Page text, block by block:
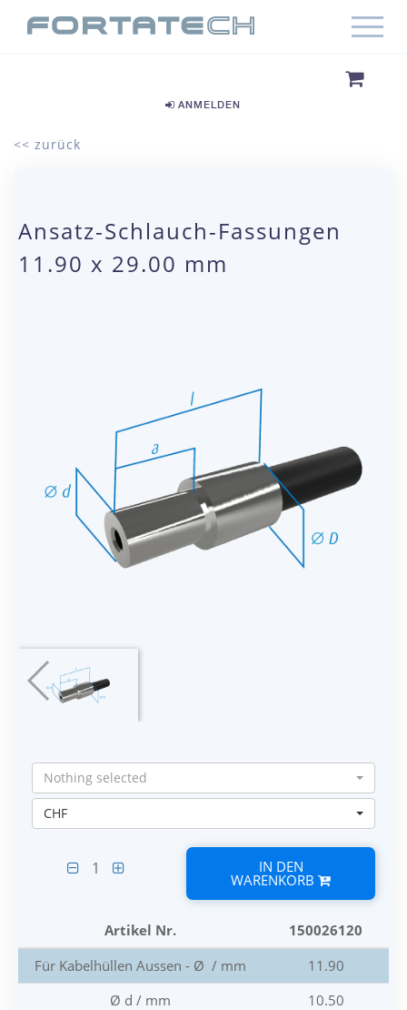
ANMELDEN
<< zurück
Ansatz-Schlauch-Fassungen
11.90 x 29.00 mm
Nothing selected
CHF
1 IN DEN
WARENKORB
Artikel Nr.
150026120
Für Kabelhüllen Aussen - Ø / mm
11.90
Ø d / mm
10.50